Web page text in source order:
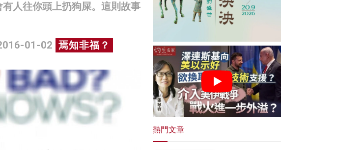
人往你頭上扔狗屎。這則故事
01-02 焉知非福？
熱門文章